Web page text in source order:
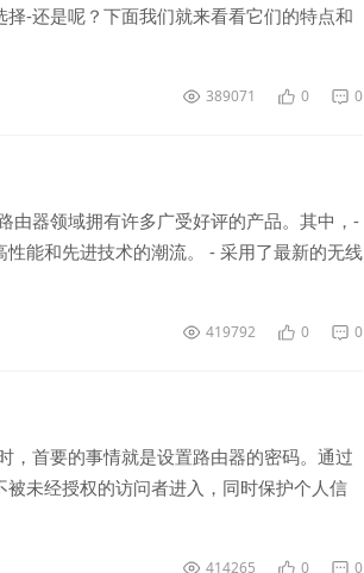
-还是呢？下面我们就来看看它们的特点和
389071 0 0
由器领域拥有许多广受好评的产品。其中，-
能和先进技术的潮流。 - 采用了最新的无线
419792 0 0
，首要的事情就是设置路由器的密码。通过
未经授权的访问者进入，同时保护个人信
414265 0 0